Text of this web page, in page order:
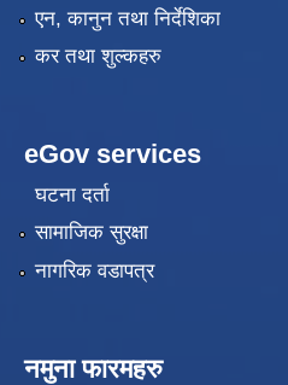
एन, कानुन तथा निर्देशिका
कर तथा शुल्कहरु
eGov services
घटना दर्ता
सामाजिक सुरक्षा
नागरिक वडापत्र
नमुना फारमहरु